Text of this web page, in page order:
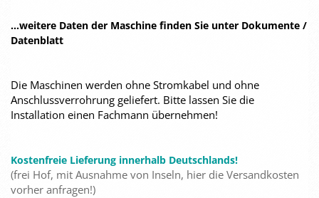
...weitere Daten der Maschine finden Sie unter Dokumente /
Datenblatt
Die Maschinen werden ohne Stromkabel und ohne
Anschlussverrohrung geliefert. Bitte lassen Sie die
Installation einen Fachmann übernehmen!
Kostenfreie Lieferung innerhalb Deutschlands!
(frei Hof, mit Ausnahme von Inseln, hier die Versandkosten
vorher anfragen!)